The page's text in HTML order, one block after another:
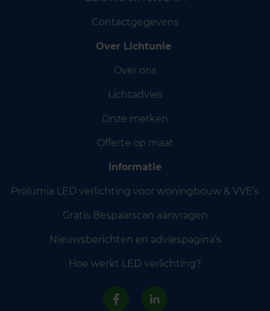
Contactgegevens
Over Lichtunie
Over ons
Lichtadvies
Onze merken
Offerte op maat
Informatie
Prolumia LED verlichting voor woningbouw & VVE’s
Gratis Bespaarscan aanvragen
Nieuwsberichten en adviespagina’s
Hoe werkt LED verlichting?